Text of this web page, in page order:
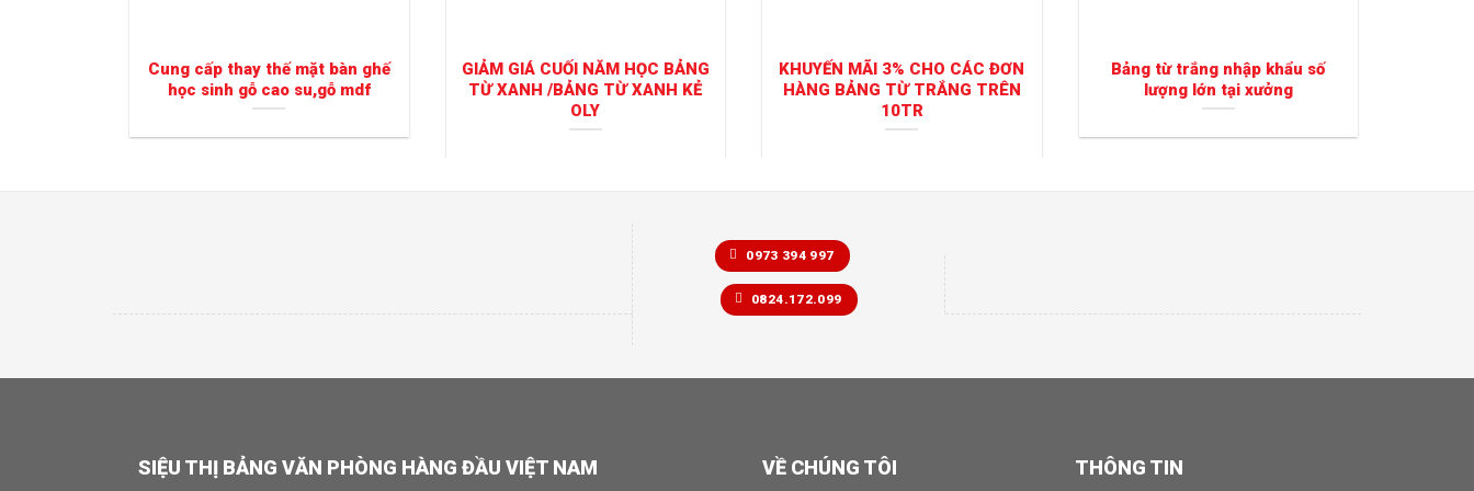
Cung cấp thay thế mặt bàn ghế
học sinh gỗ cao su,gỗ mdf
GIẢM GIÁ CUỐI NĂM HỌC BẢNG
TỪ XANH /BẢNG TỪ XANH KẺ
OLY
KHUYẾN MÃI 3% CHO CÁC ĐƠN
HÀNG BẢNG TỪ TRẮNG TRÊN
10TR
Bảng từ trắng nhập khẩu số
lượng lớn tại xưởng
0973 394 997
0824.172.099
SIỆU THỊ BẢNG VĂN PHÒNG HÀNG ĐẦU VIỆT NAM VỀ CHÚNG TÔI THÔNG TIN